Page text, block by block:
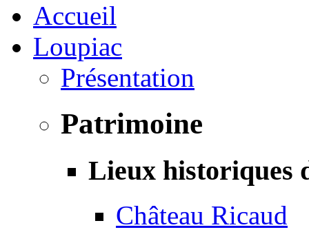
Accueil
Loupiac
Présentation
Patrimoine
Lieux historiques
Château Ricaud